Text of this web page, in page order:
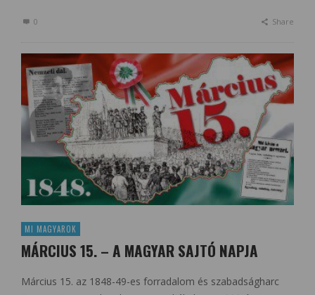
0 Share
MI MAGYAROK
MÁRCIUS 15. – A MAGYAR SAJTÓ NAPJA
Március 15. az 1848-49-es forradalom és szabadságharc